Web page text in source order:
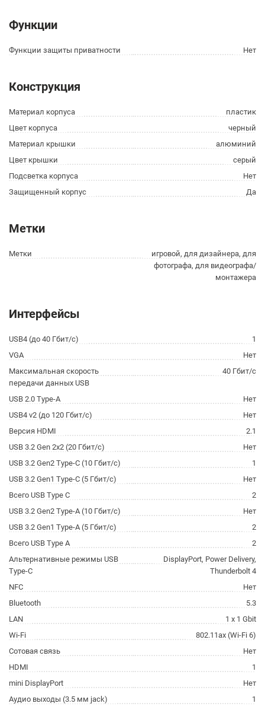
Функции
Функции защиты приватности Нет
Конструкция
Материал корпуса
пластик
Цвет корпуса
черный
Материал крышки
алюминий
Цвет крышки
серый
Подсветка корпуса
Нет
Защищенный корпус
Да
Метки
Метки
игровой, для дизайнера, для
фотографа, для видеографа/
монтажера
Интерфейсы
USB4 (до 40 Гбит/с)
1
VGA
Нет
Максимальная скорость
передачи данных USB
40 Гбит/с
USB 2.0 Type-A
Нет
USB4 v2 (до 120 Гбит/с)
Нет
Версия HDMI
2.1
USB 3.2 Gen 2x2 (20 Гбит/с)
Нет
USB 3.2 Gen2 Type-C (10 Гбит/с)
1
USB 3.2 Gen1 Type-C (5 Гбит/с)
Нет
Всего USB Type C
2
USB 3.2 Gen2 Type-A (10 Гбит/с)
Нет
USB 3.2 Gen1 Type-A (5 Гбит/с)
2
Всего USB Type A
2
Альтернативные режимы USB
Type-C
DisplayPort, Power Delivery,
Thunderbolt 4
NFC
Нет
Bluetooth
5.3
LAN
1 x 1 Gbit
Wi-Fi
802.11ax (Wi-Fi 6)
Сотовая связь
Нет
HDMI
1
mini DisplayPort
Нет
Аудио выходы (3.5 мм jack)
1